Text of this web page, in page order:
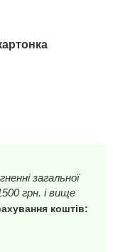
загальної
грн. і вище
коштів: